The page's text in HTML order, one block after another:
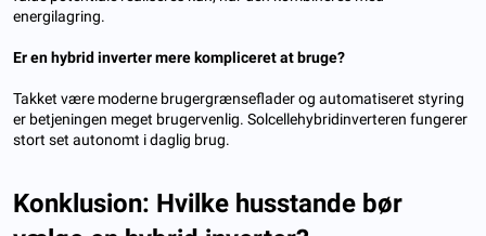
energilagring.
Er en hybrid inverter mere kompliceret at bruge?
Takket være moderne brugergrænseflader og automatiseret styring
er betjeningen meget brugervenlig. Solcellehybridinverteren fungerer
stort set autonomt i daglig brug.
Konklusion: Hvilke husstande bør